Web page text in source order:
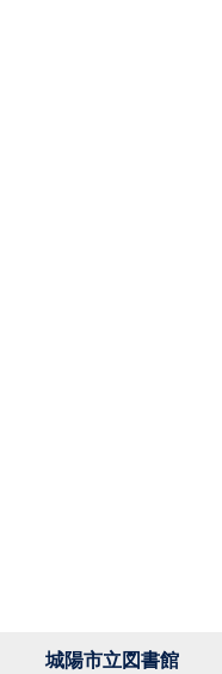
城陽市立図書館